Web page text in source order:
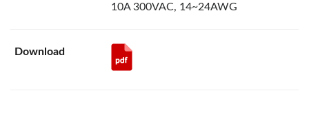
10A 300VAC, 14~24AWG